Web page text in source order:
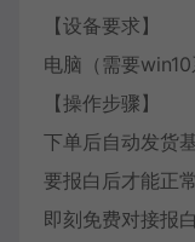
【设备要求】
电脑（需要win10
【操作步骤】
下单后自动发货
要报白后才能正
即刻免费对接报白